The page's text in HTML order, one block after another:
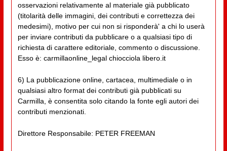
osservazioni relativamente al materiale già pubblicato
(titolarità delle immagini, dei contributi e correttezza dei
medesimi), motivo per cui non si risponderà' a chi lo userà
per inviare contributi da pubblicare o a qualsiasi tipo di
richiesta di carattere editoriale, commento o discussione.
Esso è: carmillaonline_legal chiocciola libero.it
6) La pubblicazione online, cartacea, multimediale o in
qualsiasi altro format dei contributi già pubblicati su
Carmilla, è consentita solo citando la fonte egli autori dei
contributi menzionati.
Direttore Responsabile: PETER FREEMAN